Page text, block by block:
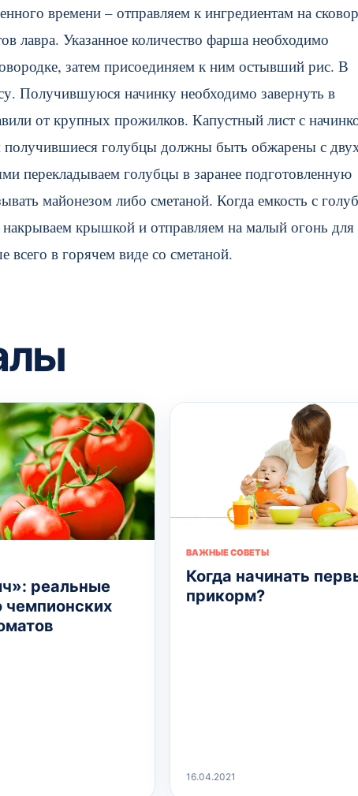
времени – отправляем к ингредиентам на
лавра. Указанное количество фарша необходимо
затем присоединяем к ним остывший рис. В
Получившуюся начинку необходимо завернуть в
от крупных прожилков. Капустный лист с
получившиеся голубцы должны быть обжарены с
перекладываем голубцы в заранее подготовленную
майонезом либо сметаной. Когда емкость с
накрываем крышкой и отправляем на малый огонь для
в горячем виде со сметаной.
реальные
чемпионских
ВАЖНЫЕ СОВЕТЫ
Когда начинать
прикорм?
16.04.2021